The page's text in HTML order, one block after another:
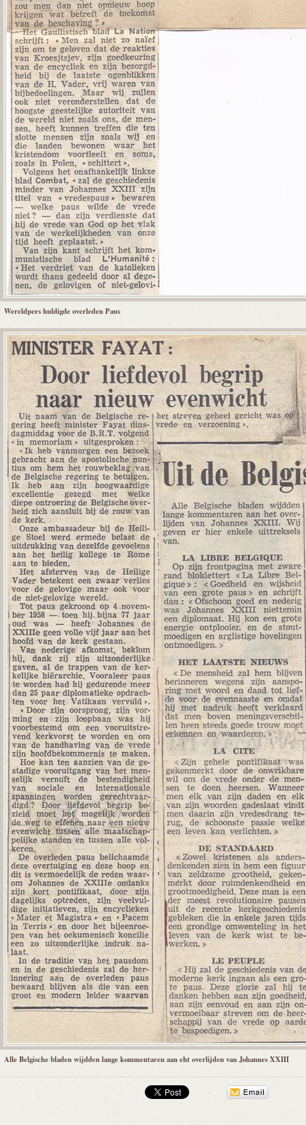
Wereldpers huldigde overleden Paus
Alle Belgische bladen wijdden lange kommentaren aan eht overlijden van Johannes XXIII